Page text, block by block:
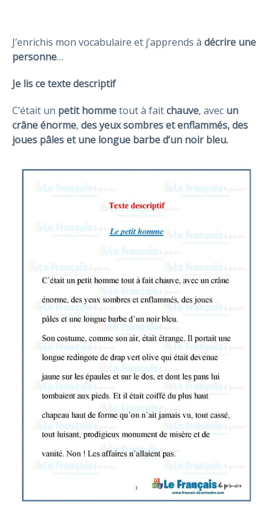
J’enrichis mon vocabulaire et j’apprends à décrire une
personne…
Je lis ce texte descriptif
C’était un petit hommetout à faitchauve, avec un
crâne énorme, des yeux sombres et enflammés, des
joues pâles et une longue barbe d’un noir bleu.